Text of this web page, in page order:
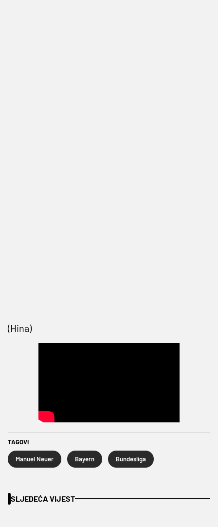
(Hina)
TAGOVI
Manuel Neuer Bayern Bundesliga
SLJEDEĆA VIJEST